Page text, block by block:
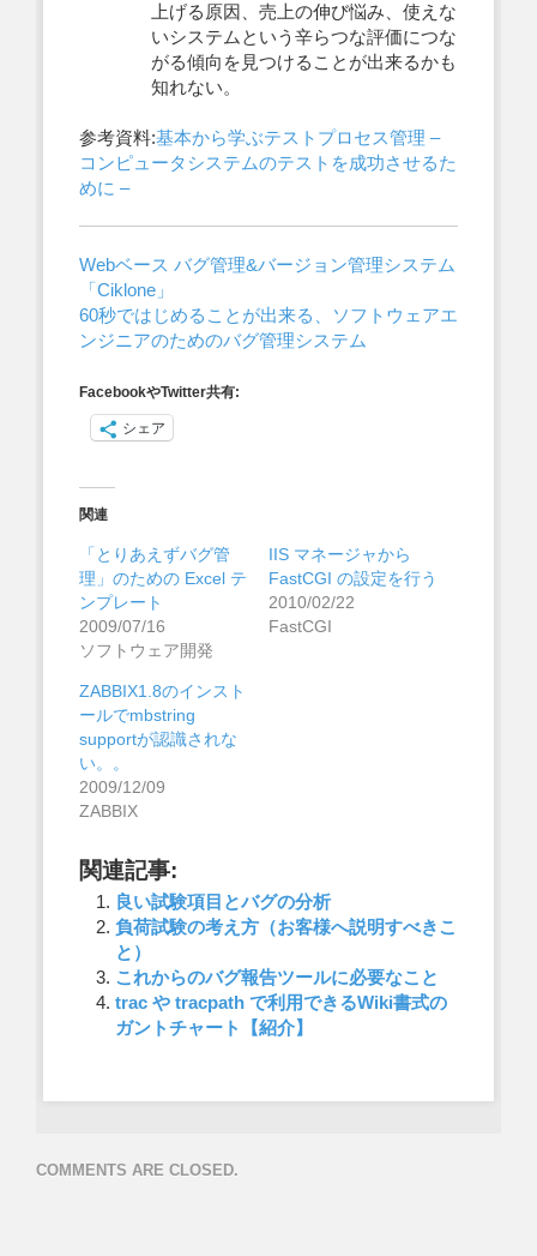
上げる原因、売上の伸び悩み、使えな
いシステムという辛らつな評価につな
がる傾向を見つけることが出来るかも
知れない。
参考資料:基本から学ぶテストプロセス管理 –
コンピュータシステムのテストを成功させるた
めに –
Webベース バグ管理&バージョン管理システム
「Ciklone」
60秒ではじめることが出来る、ソフトウェアエ
ンジニアのためのバグ管理システム
FacebookやTwitter共有:
シェア
関連
「とりあえずバグ管
理」のための Excel テ
ンプレート
2009/07/16
ソフトウェア開発
IIS マネージャから
FastCGI の設定を行う
2010/02/22
FastCGI
ZABBIX1.8のインスト
ールでmbstring
supportが認識されな
い。。
2009/12/09
ZABBIX
関連記事:
良い試験項目とバグの分析
負荷試験の考え方（お客様へ説明すべきこ
と）
これからのバグ報告ツールに必要なこと
trac や tracpath で利用できるWiki書式の
ガントチャート【紹介】
COMMENTS ARE CLOSED.